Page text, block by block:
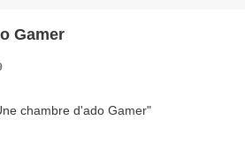
Gamer